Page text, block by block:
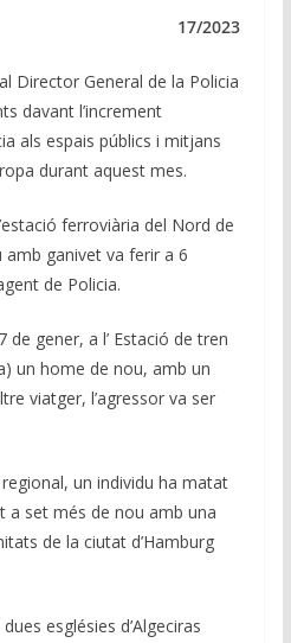
p m n
k
17/2023
Director General de la Policia
davant l’increment
als espais públics i mitjans
durant aquest mes.
ferroviària del Nord de
amb ganivet va ferir a 6
de Policia.
de gener, a l’ Estació de tren
un home de nou, amb un
viatger, l’agressor va ser
un individu ha matat
a set més de nou amb una
de la ciutat d’Hamburg
esglésies d’Algeciras